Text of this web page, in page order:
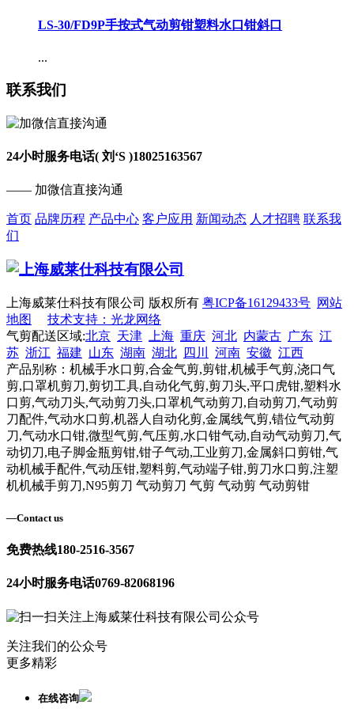
LS-30/FD9P手按式气动剪钳塑料水口钳斜口
...
联系我们
24小时服务电话( 刘‘S )18025163567
—— 加微信直接沟通
首页 品牌历程 产品中心 客户应用 新闻动态 人才招聘 联系我
们
上海威莱仕科技有限公司 版权所有 粤ICP备16129433号 网站
地图
技术支持：光龙网络
气剪配送区域:北京 天津 上海 重庆 河北 内蒙古 广东 江
苏 浙江 福建 山东 湖南 湖北 四川 河南 安徽 江西
产品别称：机械手水口剪,合金气剪,剪钳,机械手气剪,浇口气
剪,口罩机剪刀,剪切工具,自动化气剪,剪刀头,平口虎钳,塑料水
口剪,气动刀头,气动剪刀头,口罩机气动剪刀,自动剪刀,气动剪
刀配件,气动水口剪,机器人自动化剪,金属线气剪,错位气动剪
刀,气动水口钳,微型气剪,气压剪,水口钳气动,自动气动剪刀,气
动切刀,电子脚金瓶剪钳,钳子气动,工业剪刀,金属斜口剪钳,气
动机械手配件,气动压钳,塑料剪,气动端子钳,剪刀水口剪,注塑
机机械手剪刀,N95剪刀 气动剪刀 气剪 气动剪 气动剪钳
—Contact us
免费热线180-2516-3567
24小时服务电话0769-82068196
关注我们的公众号
更多精彩
在线咨询